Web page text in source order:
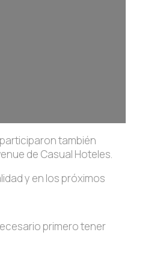
también
de Casual Hoteles.
y en los próximos
primero tener